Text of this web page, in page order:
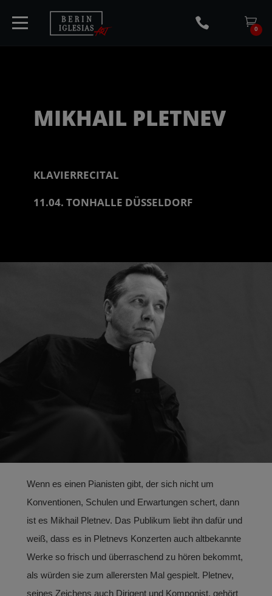
ARTISTS
CONTACT
0
MIKHAIL PLETNEV
KLAVIERRECITAL
11.04. TONHALLE DÜSSELDORF
Wenn es einen Pianisten gibt, der sich nicht um
Konventionen, Schulen und Erwartungen schert, dann
ist es Mikhail Pletnev. Das Publikum liebt ihn dafür und
weiß, dass es in Pletnevs Konzerten auch altbekannte
Werke so frisch und überraschend zu hören bekommt,
als würden sie zum allerersten Mal gespielt. Pletnev,
seines Zeichens auch Dirigent und Komponist, gehört